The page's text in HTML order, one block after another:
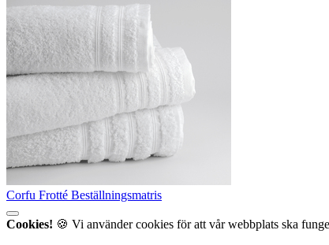
Corfu Frotté Beställningsmatris
Cookies! 🍪 Vi använder cookies för att vår webbplats ska